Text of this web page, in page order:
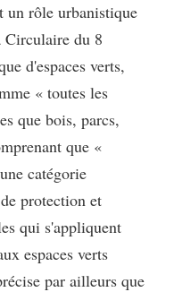
un rôle urbanistique
Circulaire du 8
d'espaces verts,
« toutes les
que bois, parcs,
que «
catégorie
protection et
qui s'appliquent
espaces verts
par ailleurs que